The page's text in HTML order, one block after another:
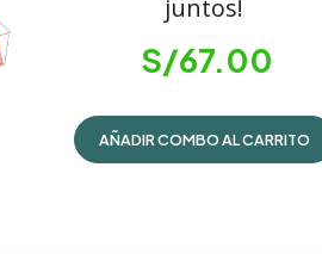
juntos!
S/67.00
AÑADIR COMBO AL CARRITO